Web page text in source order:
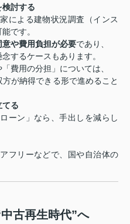
討する
による建物状況調査（インス
です。
意や費用負担が必要であり、
るケースもあります。
用の分担」については、
が納得できる形で進めること
てる
ーン」なら、手出しを減らし
フリーなどで、国や自治体の
古再生時代”へ